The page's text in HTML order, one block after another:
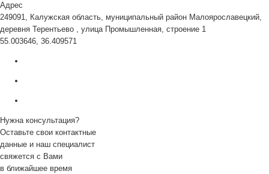
Адрес
249091, Калужская область, муниципальный район Малоярославецкий,
деревня Терентьево , улица Промышленная, строение 1
55.003646, 36.409571
Нужна консультация?
Оставьте свои контактные
данные и наш специалист
свяжется с Вами
в ближайшее время